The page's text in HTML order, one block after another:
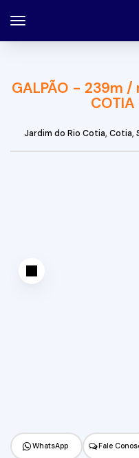
GALPÃO - 239m /
Jardim do Rio Cotia, Cotia,
WhatsApp Fale